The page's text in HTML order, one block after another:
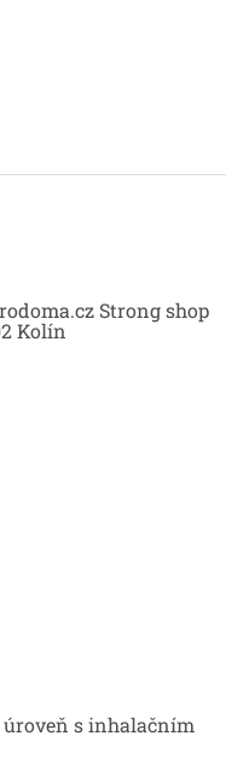
Strong shop
Kolín
úroveň s inhalačním